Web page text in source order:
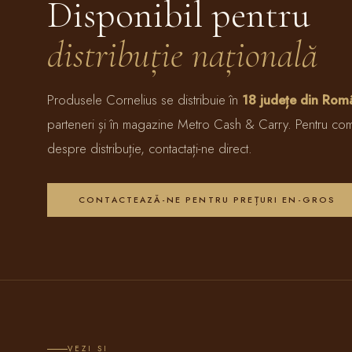
Disponibil pentru
distribuție națională
Produsele Cornelius se distribuie în 18 județe din
parteneri și în magazine Metro Cash & Carry. Pentru
despre distribuție, contactați-ne direct.
CONTACTEAZĂ-NE PENTRU PREȚURI EN-GROS
VEZI ȘI